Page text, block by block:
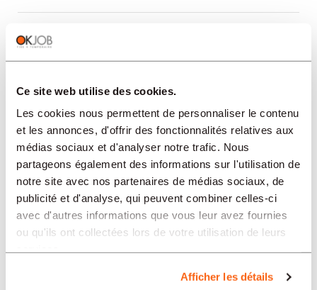
Ce site web utilise des cookies.
Les cookies nous permettent de personnaliser le contenu
et les annonces, d'offrir des fonctionnalités relatives aux
médias sociaux et d'analyser notre trafic. Nous
partageons également des informations sur l'utilisation de
notre site avec nos partenaires de médias sociaux, de
publicité et d'analyse, qui peuvent combiner celles-ci
avec d'autres informations que vous leur avez fournies
ou qu'ils ont collectées lors de votre utilisation de leurs
Afficher les détails
SETTORI
PROFESSION
TIPO
LINGUA